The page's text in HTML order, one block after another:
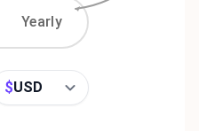
Yearly
$USD